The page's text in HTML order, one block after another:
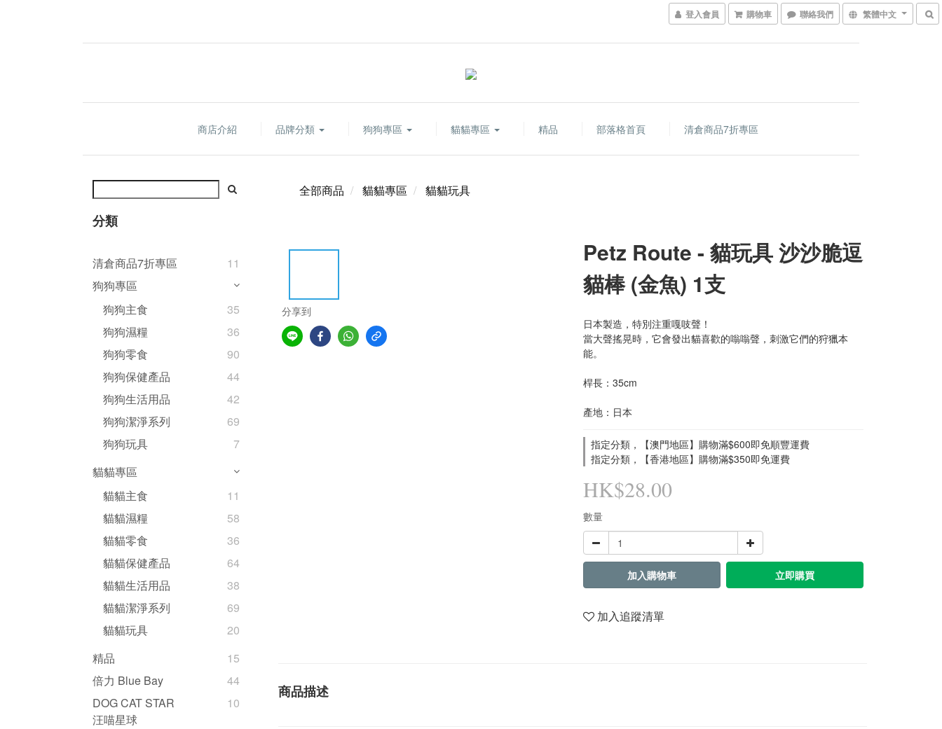
登入會員 購物車 聯絡我們 繁體中文
商店介紹 品牌分類 狗狗專區 貓貓專區 精品 部落格首頁 清倉商品7折專區
分類
清倉商品7折專區
11
狗狗專區
狗狗主食
35
狗狗濕糧
36
狗狗零食
90
狗狗保健產品
44
狗狗生活用品
42
狗狗潔淨系列
69
狗狗玩具
7
貓貓專區
貓貓主食
11
貓貓濕糧
58
貓貓零食
36
貓貓保健產品
64
貓貓生活用品
38
貓貓潔淨系列
69
貓貓玩具
20
精品
15
倍力 Blue Bay
44
DOG CAT STAR
汪喵星球
10
全部商品 貓貓專區 貓貓玩具
分享到
Petz Route - 貓玩具 沙沙脆逗
貓棒 (金魚) 1支
日本製造，特別注重嘎吱聲！
當大聲搖晃時，它會發出貓喜歡的嗡嗡聲，刺激它們的狩獵本
能。
桿長：35cm
產地：日本
指定分類，【澳門地區】購物滿$600即免順豐運費
指定分類，【香港地區】購物滿$350即免運費
HK$28.00
數量
加入購物車 立即購買
加入追蹤清單
商品描述